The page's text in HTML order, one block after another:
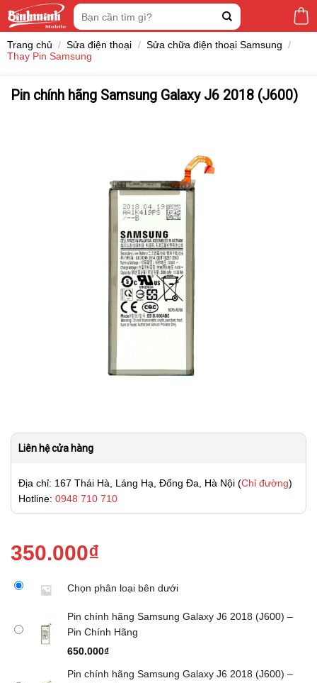
Tìm
kiếm:
Trang chủ / Sửa điện thoại / Sửa chữa điện thoại Samsung /
Thay Pin Samsung
Pin chính hãng Samsung Galaxy J6 2018 (J600)
Liên hệ cửa hàng
Địa chỉ: 167 Thái Hà, Láng Hạ, Đống Đa, Hà Nội (Chỉ đường)
Hotline: 0948 710 710
350.000₫
Chọn phân loại bên dưới
Pin chính hãng Samsung Galaxy J6 2018 (J600) –
Pin Chính Hãng
650.000₫
Pin chính hãng Samsung Galaxy J6 2018 (J600) –